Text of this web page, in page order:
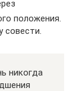
положения.
совести.
никогда